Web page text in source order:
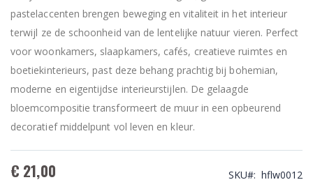
pastelaccenten brengen beweging en vitaliteit in het interieur
terwijl ze de schoonheid van de lentelijke natuur vieren. Perfect
voor woonkamers, slaapkamers, cafés, creatieve ruimtes en
boetiekinterieurs, past deze behang prachtig bij bohemian,
moderne en eigentijdse interieurstijlen. De gelaagde
bloemcompositie transformeert de muur in een opbeurend
decoratief middelpunt vol leven en kleur.
€ 21,00 SKU hflw0012